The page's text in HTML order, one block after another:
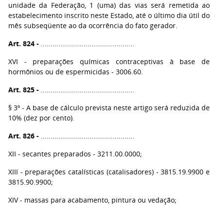
unidade da Federação, 1 (uma) das vias será remetida ao
estabelecimento inscrito neste Estado, até o último dia útil do
mês subseqüente ao da ocorrência do fato gerador.
Art. 824 - ................................................
XVI - preparações químicas contraceptivas à base de
hormônios ou de espermicidas - 3006.60.
Art. 825 - ................................................
§ 3º - A base de cálculo prevista neste artigo será reduzida de
10% (dez por cento).
Art. 826 - ................................................
XII - secantes preparados - 3211.00.0000;
XIII - preparações catalísticas (catalisadores) - 3815.19.9900 e
3815.90.9900;
XIV - massas para acabamento, pintura ou vedação;